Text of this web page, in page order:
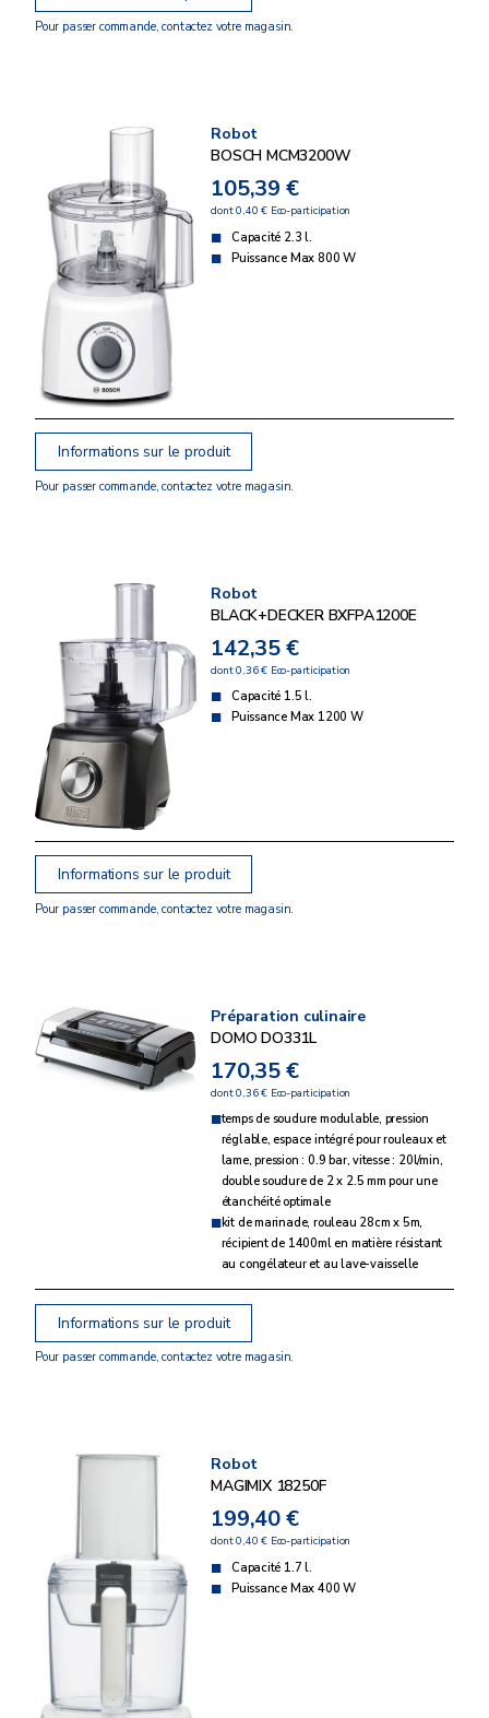
Pour passer commande, contactez votre magasin.
Robot
BOSCH MCM3200W
105,39 €
dont 0,40 € Eco-participation
Capacité 2.3 l.
Puissance Max 800 W
Informations sur le produit
Pour passer commande, contactez votre magasin.
Robot
BLACK+DECKER BXFPA1200E
142,35 €
dont 0,36 € Eco-participation
Capacité 1.5 l.
Puissance Max 1200 W
Informations sur le produit
Pour passer commande, contactez votre magasin.
Préparation culinaire
DOMO DO331L
170,35 €
dont 0,36 € Eco-participation
temps de soudure modulable, pression
réglable, espace intégré pour rouleaux et
lame, pression : 0.9 bar, vitesse : 20l/min,
double soudure de 2 x 2.5 mm pour une
étanchéité optimale
kit de marinade, rouleau 28cm x 5m,
récipient de 1400ml en matière résistant
au congélateur et au lave-vaisselle
Informations sur le produit
Pour passer commande, contactez votre magasin.
Robot
MAGIMIX 18250F
199,40 €
dont 0,40 € Eco-participation
Capacité 1.7 l.
Puissance Max 400 W